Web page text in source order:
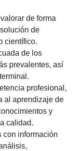
de forma
de
científico.
de los
prevalentes, así
profesional,
al aprendizaje de
y
calidad.
con información